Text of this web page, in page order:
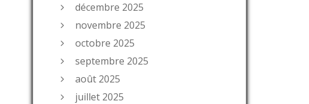
décembre 2025
novembre 2025
octobre 2025
septembre 2025
août 2025
juillet 2025